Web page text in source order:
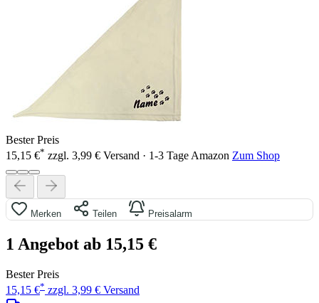
Bester Preis
15,15 €* zzgl. 3,99 € Versand · 1-3 Tage Amazon Zum Shop
Merken Teilen Preisalarm
1 Angebot ab 15,15 €
Bester Preis
15,15 €* zzgl. 3,99 € Versand